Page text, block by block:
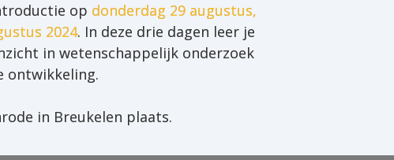
op donderdag 29 augustus,
2024. In deze drie dagen leer je
in wetenschappelijk onderzoek
ontwikkeling.
in Breukelen plaats.